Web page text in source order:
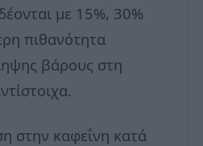
με 15%, 30%
πιθανότητα
βάρους στη
στην καφεΐνη κατά